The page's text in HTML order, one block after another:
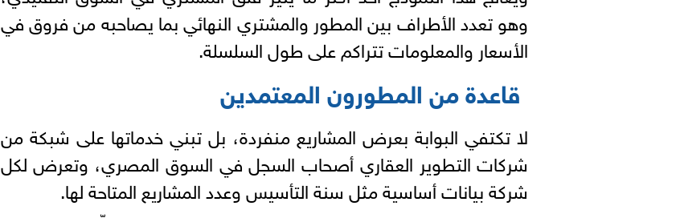
وهو تعدد الأطراف بين المطور والمشتري النهائي بما يصاحبه من فروق في
الأسعار والمعلومات تتراكم على طول السلسلة.
قاعدة من المطورون المعتمدين
لا تكتفي البوابة بعرض المشاريع منفردة، بل تبني خدماتها على شبكة من
شركات التطوير العقاري أصحاب السجل في السوق المصري، وتعرض لكل
شركة بيانات أساسية مثل سنة التأسيس وعدد المشاريع المتاحة لها.